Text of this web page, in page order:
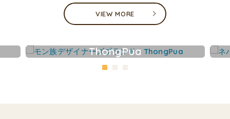
VIEW MORE
ThongPua